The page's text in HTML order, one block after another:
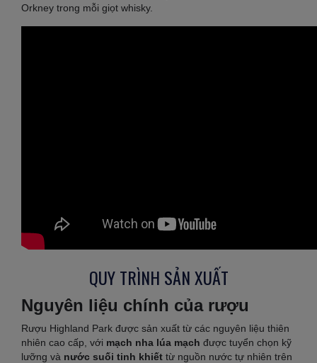
Orkney trong mỗi giọt whisky.
QUY TRÌNH SẢN XUẤT
Nguyên liệu chính của rượu
Rượu Highland Park được sản xuất từ các nguyên liệu thiên
nhiên cao cấp, với mạch nha lúa mạch được tuyển chọn kỹ
lưỡng và nước suối tinh khiết từ nguồn nước tự nhiên trên